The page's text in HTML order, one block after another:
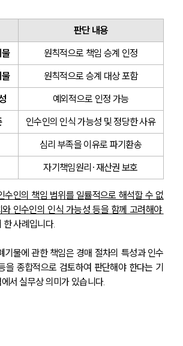
팀소개
팀소개
대륜의 강점
오시는 길
글로벌 파트너 로펌
고객의 소리
통합검색
AI대륜
업무사례
주요 업무사례
사례분석/최신동향
법률정보
법률지식인
고객후기
판단 내용
원칙적으로 책임 승계 인정
원칙적으로 승계 대상 포함
예외적으로 인정 가능
인수인의 인식 가능성 및 정당한 사유
심리 부족을 이유로 파기환송
자기책임원리·재산권 보호
수인의 책임 범위를 일률적으로 해석할 수 없
인수인의 인식 가능성 등을 함께 고려해야
한 사례입니다.
기물에 관한 책임은 경매 절차의 특성과 인수
을 종합적으로 검토하여 판단해야 한다는 기
서 실무상 의미가 있습니다.